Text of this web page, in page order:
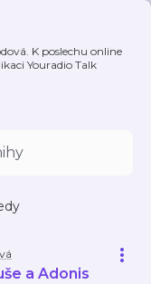
K poslechu online
Youradio Talk
a Adonis